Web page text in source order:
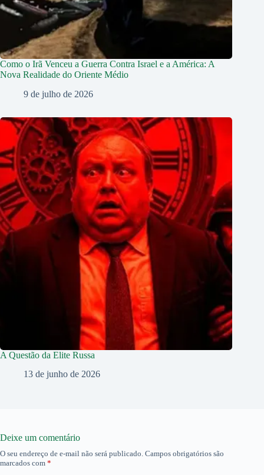
Como o Irã Venceu a Guerra Contra Israel e a América: A
Nova Realidade do Oriente Médio
9 de julho de 2026
A Questão da Elite Russa
13 de junho de 2026
Deixe um comentário
O seu endereço de e-mail não será publicado. Campos obrigatórios são
marcados com *